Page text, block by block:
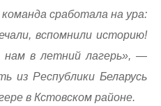
сработала на ура:
вспомнили историю!
нам в летний лагерь», —
из Республики Беларусь
в Кстовском районе.